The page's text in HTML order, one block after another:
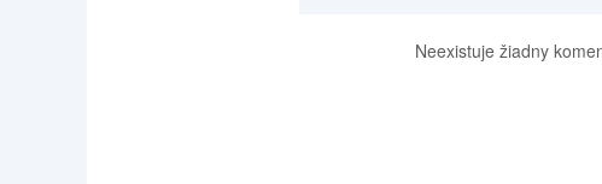
Neexistuje žiadny